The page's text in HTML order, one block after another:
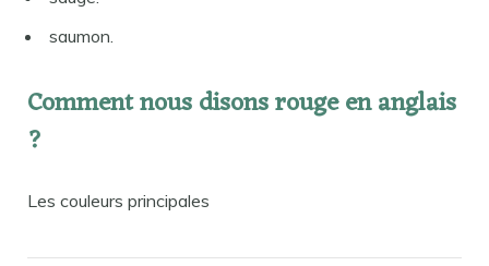
saumon.
Comment nous disons rouge en anglais
?
Les couleurs principales